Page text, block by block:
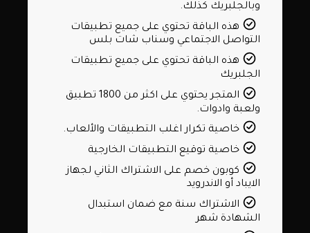
وبالجلبريك كذلك.
هذه الباقة تحتوي على جميع تطبيقات
التواصل الاجتماعي وسناب شات بلس
هذه الباقة تحتوي على جميع تطبيقات
الجلبريك
المتجر يحتوي على اكثر من 1800 تطبيق
ولعبة وادوات.
خاصية تكرار اغلب التطبيقات والألعاب.
خاصية توقيع التطبيقات الخارجية
كوبون خصم على الاشتراك الثاني لجهاز
الايباد أو الاندرويد
الاشتراك سنة مع ضمان استبدال
الشهادة شهر